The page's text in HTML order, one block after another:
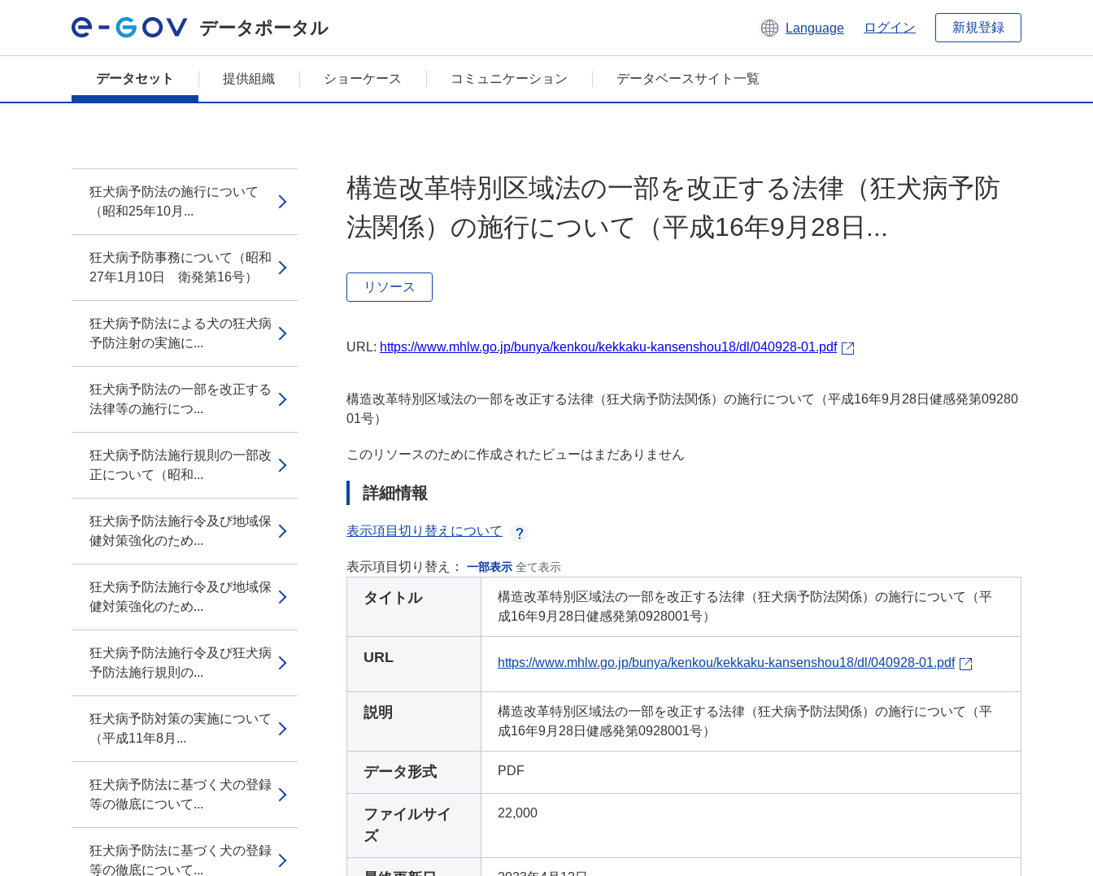
データポータル Language ログイン 新規登録
データセット 提供組織 ショーケース コミュニケーション データベースサイト一覧
狂犬病予防法の施行について
（昭和25年10月...
狂犬病予防事務について（昭和
27年1月10日 衛発第16号）
狂犬病予防法による犬の狂犬病
予防注射の実施に...
狂犬病予防法の一部を改正する
法律等の施行につ...
狂犬病予防法施行規則の一部改
正について（昭和...
狂犬病予防法施行令及び地域保
健対策強化のため...
狂犬病予防法施行令及び地域保
健対策強化のため...
狂犬病予防法施行令及び狂犬病
予防法施行規則の...
狂犬病予防対策の実施について
（平成11年8月...
狂犬病予防法に基づく犬の登録
等の徹底について...
狂犬病予防法に基づく犬の登録
等の徹底について...
構造改革特別区域法の一部を改正する法律（狂犬病予防
法関係）の施行について（平成16年9月28日...
リソース
URL: https://www.mhlw.go.jp/bunya/kenkou/kekkaku-kansenshou18/dl/040928-01.pdf
構造改革特別区域法の一部を改正する法律（狂犬病予防法関係）の施行について（平成16年9月28日健感発第09280
01号）
このリソースのために作成されたビューはまだありません
詳細情報
表示項目切り替えについて
表示項目切り替え： 一部表示 全て表示
タイトル
構造改革特別区域法の一部を改正する法律（狂犬病予防法関係）の施行について（平
成16年9月28日健感発第0928001号）
URL https://www.mhlw.go.jp/bunya/kenkou/kekkaku-kansenshou18/dl/040928-01.pdf
説明
構造改革特別区域法の一部を改正する法律（狂犬病予防法関係）の施行について（平
成16年9月28日健感発第0928001号）
データ形式 PDF
ファイルサイ
ズ
22,000